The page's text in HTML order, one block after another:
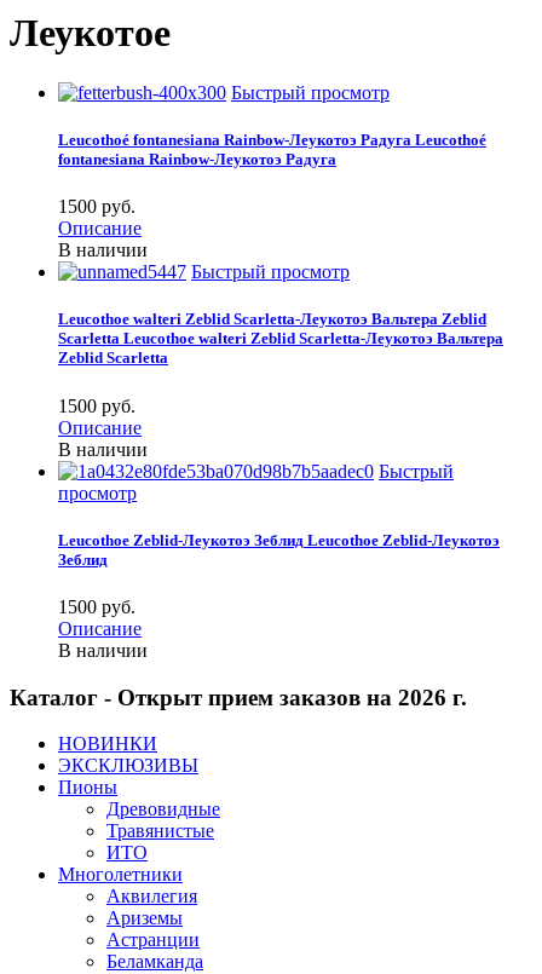
Леукотое
Быстрый просмотр
Leucothoé fontanesiana Rainbow-Леукотоэ Радуга Leucothoé
fontanesiana Rainbow-Леукотоэ Радуга
1500 pуб.
Описание
В наличии
Быстрый просмотр
Leucothoe walteri Zeblid Scarletta-Леукотоэ Вальтера Zeblid
Scarletta Leucothoe walteri Zeblid Scarletta-Леукотоэ Вальтера
Zeblid Scarletta
1500 pуб.
Описание
В наличии
Быстрый
просмотр
Leucothoe Zeblid-Леукотоэ Зеблид Leucothoe Zeblid-Леукотоэ
Зеблид
1500 pуб.
Описание
В наличии
Каталог - Открыт прием заказов на 2026 г.
НОВИНКИ
ЭКСКЛЮЗИВЫ
Пионы
Древовидные
Травянистые
ИТО
Многолетники
Аквилегия
Ариземы
Астранции
Беламканда